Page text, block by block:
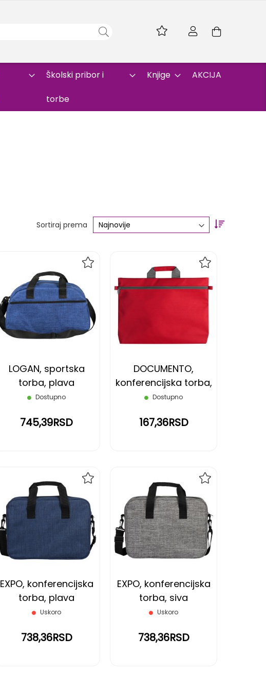
Skip
Školski pribor i
torbe
Knjige AKCIJA
Sortiraj prema
Set
LOGAN, sportska
torba, plava
Dostupno
745,39RSD
LISTU
ŽELJA
DOCUMENTO,
konferencijska torba,
crvena
Dostupno
167,36RSD
DODAJ
NA
ŽELJA
EXPO, konferencijska
torba, plava
Uskoro
738,36RSD
NA
LISTU
ŽELJA
EXPO, konferencijska
torba, siva
Uskoro
738,36RSD
NA
LISTU
ŽELJA